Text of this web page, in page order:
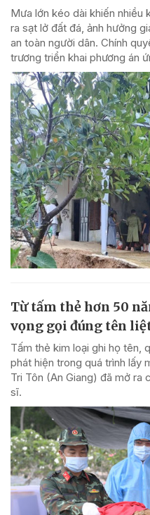
Mưa lớn kéo dài khiến nhiều
ra sạt lở đất đá, ảnh hưởng
an toàn người dân. Chính
trương triển khai phương án
Từ tấm thẻ hơn 50
vọng gọi đúng tên
Tấm thẻ kim loại ghi họ tên,
phát hiện trong quá trình lấy
Tri Tôn (An Giang) đã mở ra
sĩ.